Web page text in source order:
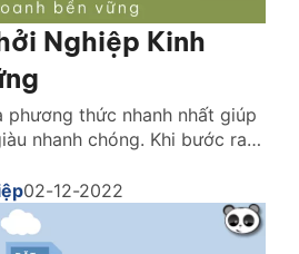
Nghiệp Kinh
phương thức nhanh nhất giúp
nhanh chóng. Khi bước ra
thể tích luỹ được nhiều kinh
giá trị. Vậy bạn muốn khởi
02-12-2022